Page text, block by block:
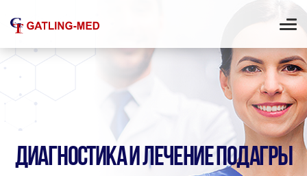
ДИАГНОСТИКА И ЛЕЧЕНИЕ ПОДАГРЫ